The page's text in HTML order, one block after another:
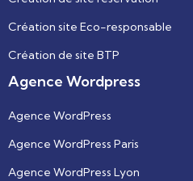
Création site Eco-responsable
Création de site BTP
Agence Wordpress
Agence WordPress
Agence WordPress Paris
Agence WordPress Lyon